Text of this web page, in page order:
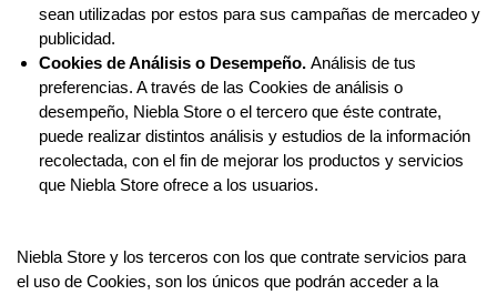
sean utilizadas por estos para sus campañas de mercadeo y
publicidad.
Cookies de Análisis o Desempeño. Análisis de tus
preferencias. A través de las Cookies de análisis o
desempeño, Niebla Store o el tercero que éste contrate,
puede realizar distintos análisis y estudios de la información
recolectada, con el fin de mejorar los productos y servicios
que Niebla Store ofrece a los usuarios.
Niebla Store y los terceros con los que contrate servicios para
el uso de Cookies, son los únicos que podrán acceder a la